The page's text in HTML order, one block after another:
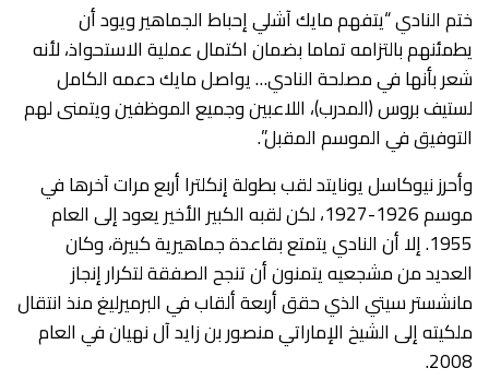
ختم النادي “يتفهم مايك آشلي إحباط الجماهير ويود أن
يطمئنهم بالتزامه تماما بضمان اكتمال عملية الاستحواذ، لأنه
شعر بأنها في مصلحة النادي… يواصل مايك دعمه الكامل
لستيف بروس (المدرب)، اللاعبين وجميع الموظفين ويتمنى لهم
التوفيق في الموسم المقبل”.
وأحرز نيوكاسل يونايتد لقب بطولة إنكلترا أربع مرات آخرها في
موسم 1926-1927، لكن لقبه الكبير الأخير يعود إلى العام
1955. إلا أن النادي يتمتع بقاعدة جماهيرية كبيرة، وكان
العديد من مشجعيه يتمنون أن تنجح الصفقة لتكرار إنجاز
مانشستر سيتي الذي حقق أربعة ألقاب في البرميرليغ منذ انتقال
ملكيته إلى الشيخ الإماراتي منصور بن زايد آل نهيان في العام
2008.